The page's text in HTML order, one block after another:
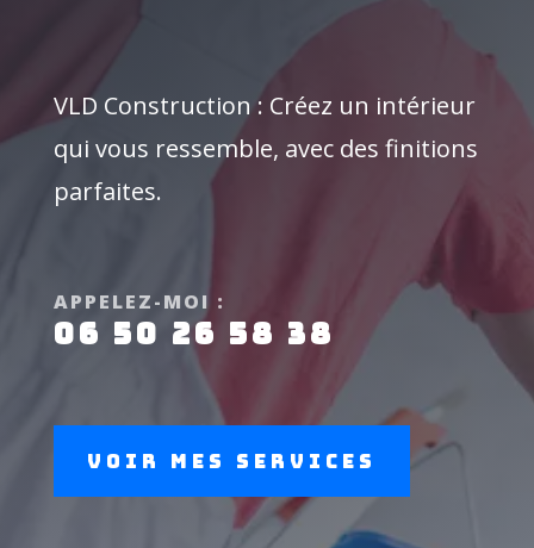
VLD Construction : Créez un intérieur
qui vous ressemble, avec des finitions
parfaites.
APPELEZ-MOI :
06 50 26 58 38
Voir mes services